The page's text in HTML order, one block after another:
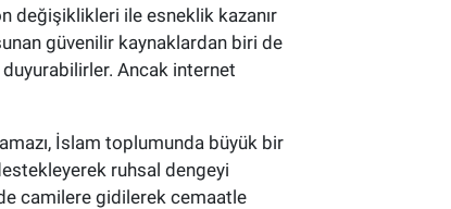
değişiklikleri ile esneklik kazanır
güvenilir kaynaklardan biri de
Ancak internet
İslam toplumunda büyük bir
ruhsal dengeyi
camilere gidilerek cemaatle